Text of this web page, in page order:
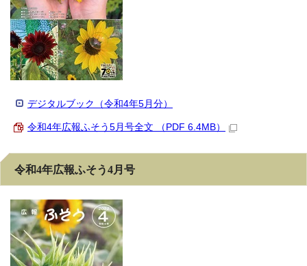
デジタルブック（令和4年5月分）
令和4年広報ふそう5月号全文 （PDF 6.4MB）
令和4年広報ふそう4月号